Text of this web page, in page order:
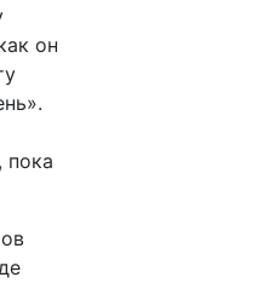
он
пока